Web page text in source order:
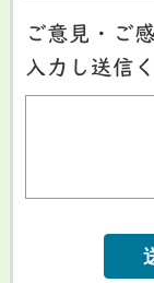
ご意見・ご
入力し送信